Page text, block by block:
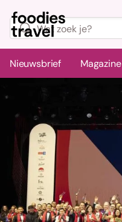
Nieuwsbrief Magazine